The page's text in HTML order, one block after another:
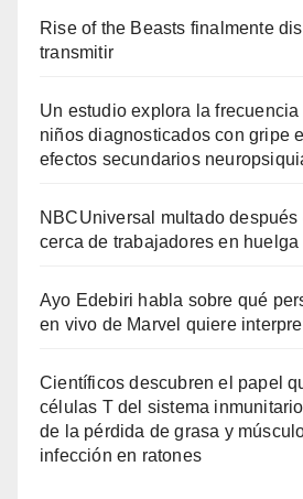
Rise of the Beasts finalmente
transmitir
Un estudio explora la
niños diagnosticados con gripe
efectos secundarios
NBCUniversal multado
cerca de trabajadores en huelga
Ayo Edebiri habla sobre qué
en vivo de Marvel quiere
Científicos descubren el papel
células T del sistema
de la pérdida de grasa y
infección en ratones